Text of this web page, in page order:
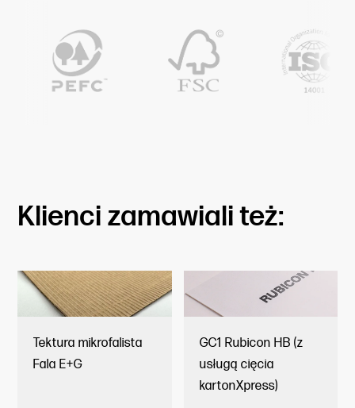
Klienci zamawiali też:
Tektura mikrofalista
Fala E+G
GC1 Rubicon HB (z
usługą cięcia
kartonXpress)